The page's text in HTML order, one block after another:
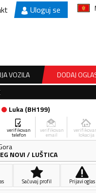
Uloguj se
VOZILA
DODAJ
Luka(BH199)
verifikovan
telefon
verifikovan
email lokacija
NOVI/ LUŠTICA
Sačuvaj profil Prijavi oglas